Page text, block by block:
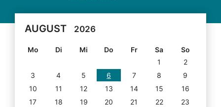
AUGUST 2026
Mo Di Mi Do Fr Sa
So
1
2
3
4 5 6 7 8
9
10
11 12 13 14 15
16
17
18 19 20 21 22
23